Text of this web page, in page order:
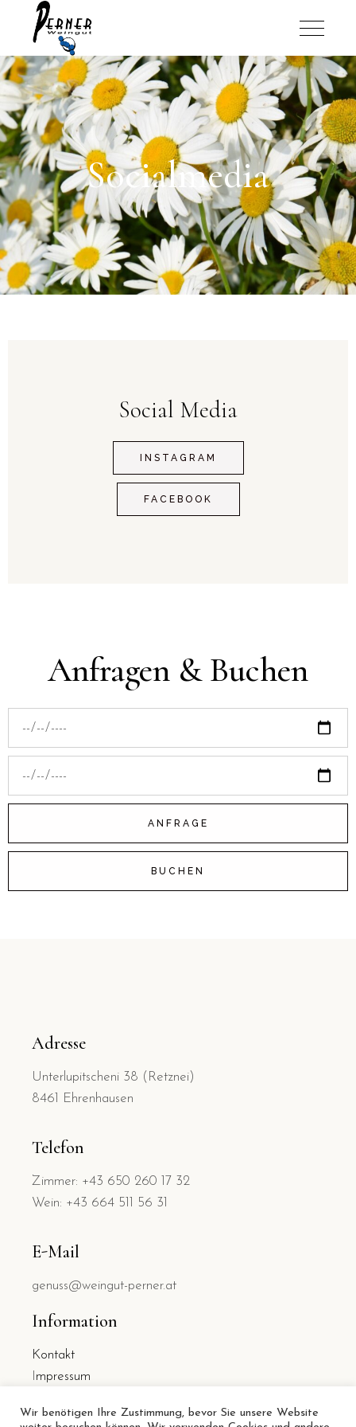
Socialmedia
Social Media
INSTAGRAM
FACEBOOK
Anfragen & Buchen
ANFRAGE
BUCHEN
Adresse
Unterlupitscheni 38 (Retznei)
8461 Ehrenhausen
Telefon
Zimmer: +43 650 260 17 32
Wein: +43 664 511 56 31
E-Mail
genuss@weingut-perner.at
Information
Kontakt
mpressum
Wir benötigen Ihre Zustimmung, bevor Sie unsere Website